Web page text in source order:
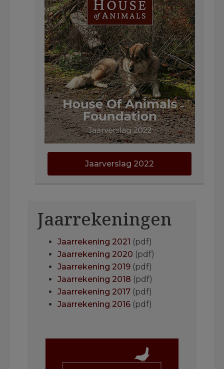
Jaarverslag 2022
Jaarrekeningen
Jaarrekening 2021 (pdf)
Jaarrekening 2020 (pdf)
Jaarrekening 2019 (pdf)
Jaarrekening 2018 (pdf)
Jaarrekening 2017 (pdf)
Jaarrekening 2016 (pdf)